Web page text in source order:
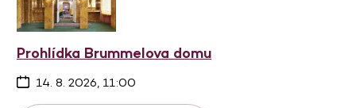
Prohlídka Brummelova domu
14. 8. 2026, 11:00